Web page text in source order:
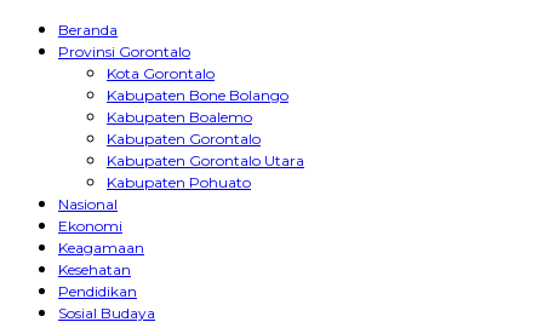
Beranda
Provinsi Gorontalo
Kota Gorontalo
Kabupaten Bone Bolango
Kabupaten Boalemo
Kabupaten Gorontalo
Kabupaten Gorontalo Utara
Kabupaten Pohuato
Nasional
Ekonomi
Keagamaan
Kesehatan
Pendidikan
Sosial Budaya